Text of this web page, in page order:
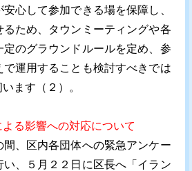
心して参加できる場を保障し、
ため、タウンミーティングや各
のグラウンドルールを定め、参
運用することも検討すべきでは
ます（２）。
よる影響への対応について
、区内各団体への緊急アンケー
い、５月２２日に区長へ「イラン